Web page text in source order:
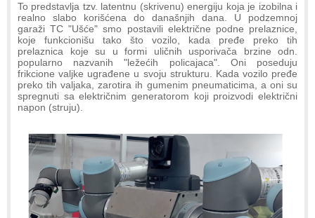
To predstavlja tzv. latentnu (skrivenu) energiju koja je izobilna i
realno slabo korišćena do današnjih dana. U podzemnoj
garaži TC "Ušće" smo postavili električne podne prelaznice,
koje funkcionišu tako što vozilo, kada pređe preko tih
prelaznica koje su u formi uličnih usporivača brzine odn.
popularno nazvanih "ležećih policajaca". Oni poseduju
frikcione valjke ugrađene u svoju strukturu. Kada vozilo pređe
preko tih valjaka, zarotira ih gumenim pneumaticima, a oni su
spregnuti sa električnim generatorom koji proizvodi električni
napon (struju).